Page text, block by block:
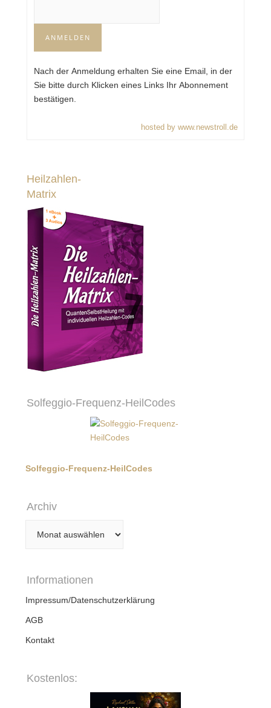
Nach der Anmeldung erhalten Sie eine Email, in der
Sie bitte durch Klicken eines Links Ihr Abonnement
bestätigen.
hosted by www.newstroll.de
Heilzahlen-
Matrix
Solfeggio-Frequenz-HeilCodes
Solfeggio-Frequenz-HeilCodes
Archiv
Informationen
Impressum/Datenschutzerklärung
AGB
Kontakt
Kostenlos: